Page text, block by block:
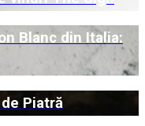
Blanc din Italia:
Piatră